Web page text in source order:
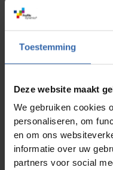
Toestemming
Deze website maakt
We gebruiken cookies
personaliseren, om
en om ons
informatie over uw
partners voor social
Kostenplaats
Bedrijf*
Postcode + Plaats *
Factuur e-mailadres*